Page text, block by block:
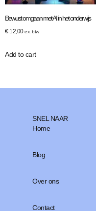
Bewust omgaan met AI in het onderwijs
€12,00 ex. btw
Add to cart
SNEL NAAR
Home
Blog
Over ons
Contact